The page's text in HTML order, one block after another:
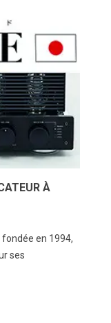
À
en 1994,
ses